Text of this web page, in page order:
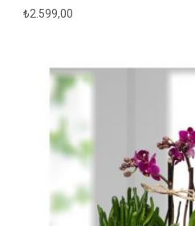
₺2.599,00